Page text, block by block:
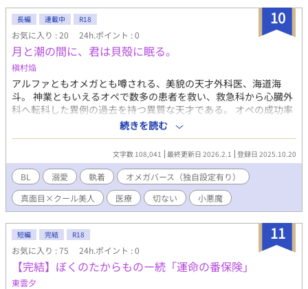
10
長編 連載中 R18
お気に入り : 20 24h.ポイント : 0
月と潮の間に、君は貝殻に眠る。
槇村焔
アルファともオメガとも噂される、美貌の天才外科医、海道海
斗。 神業ともいえるオペで数多の患者を救い、救急科から心臓外
科へ転科した異例の過去を持つ異質な天才である。 オペの成功率
は１００% 未だ誰もオペで死者を出したことがない彼は心臓外科
医の悪魔として、有名病院に君臨していた。 ――そんな海斗の輝
きの裏には、消えずに残っている苦々しい過去がある。 三年前、
救えなかった命。 そしてその時、自分を激しく拒絶し、冷たい視
線で「悪魔」と呼んだ漁師の青年――沖嶋漣。 忘れられるはずも
なく、けれど二度と会うつもりもなかった男。 だが、意図せず病
院の廊下で、海斗は漣と再び再会してしまう。 ※オメガバース独
自設定です。 ※本命以外の絡みもまぁまぁあります。虐待描写も
あり 苦手な方はご注意を ※見切り発車なので、随時修正入りま
す。長編予定なので、完結は気長にお待ちいただけましたら幸い
です。気まぐれ更新
続きを読む
文字数 108,041 最終更新日 2026.2.1 登録日 2025.10.20
BL 溺愛 執着
オメガバース（独自設定有り）
真面目×クール美人
医療 切ない 小悪魔
11
短編 完結 R18
お気に入り : 75 24h.ポイント : 0
【完結】ぼくのたからものー続「運命の番保険」
東雲夕